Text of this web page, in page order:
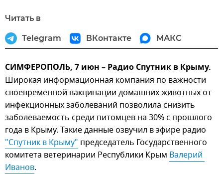
Читать в
Telegram ВКонтакте МАКС
СИМФЕРОПОЛЬ, 7 июн – Радио Спутник в Крыму.
Широкая информационная компания по важности
своевременной вакцинации домашних животных от
инфекционных заболеваний позволила снизить
заболеваемость среди питомцев на 30% с прошлого
года в Крыму. Такие данные озвучил в эфире радио
"Спутник в Крыму" председатель Государственного
комитета ветеринарии Республики Крым Валерий
Иванов.